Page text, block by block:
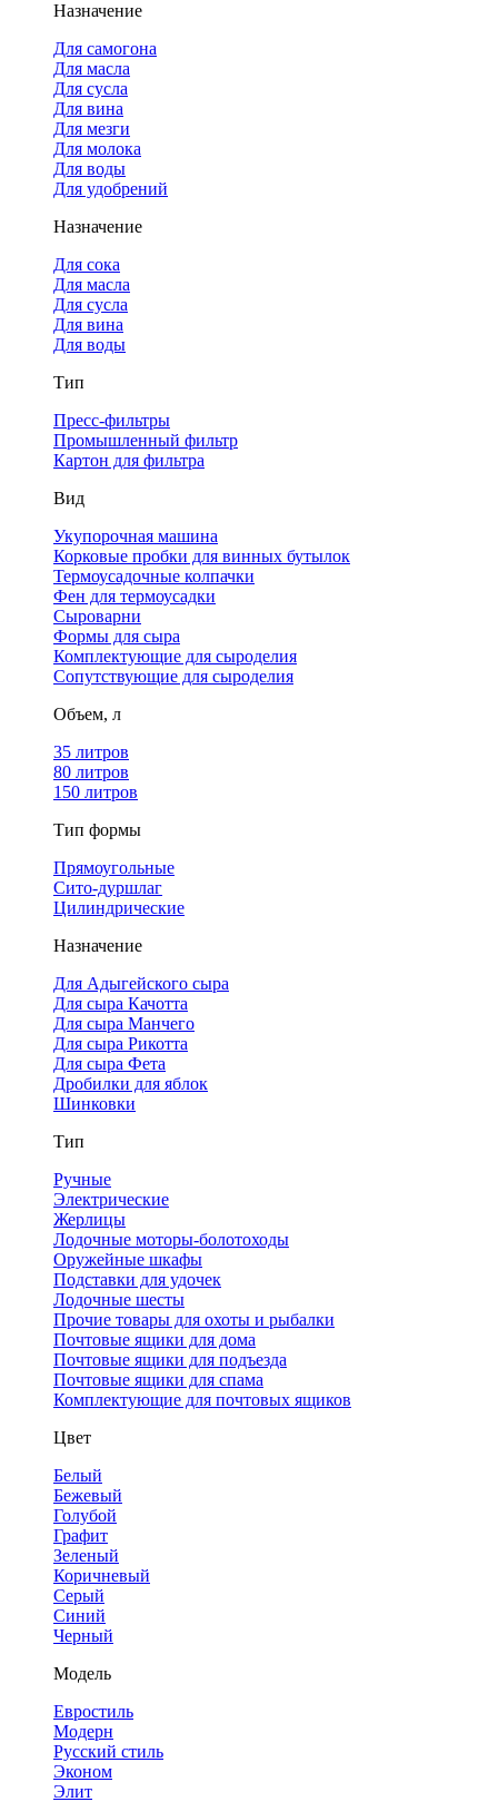
Назначение
Для самогона
Для масла
Для сусла
Для вина
Для мезги
Для молока
Для воды
Для удобрений
Назначение
Для сока
Для масла
Для сусла
Для вина
Для воды
Тип
Пресс-фильтры
Промышленный фильтр
Картон для фильтра
Вид
Укупорочная машина
Корковые пробки для винных бутылок
Термоусадочные колпачки
Фен для термоусадки
Сыроварни
Формы для сыра
Комплектующие для сыроделия
Сопутствующие для сыроделия
Объем, л
35 литров
80 литров
150 литров
Тип формы
Прямоугольные
Сито-дуршлаг
Цилиндрические
Назначение
Для Адыгейского сыра
Для сыра Качотта
Для сыра Манчего
Для сыра Рикотта
Для сыра Фета
Дробилки для яблок
Шинковки
Тип
Ручные
Электрические
Жерлицы
Лодочные моторы-болотоходы
Оружейные шкафы
Подставки для удочек
Лодочные шесты
Прочие товары для охоты и рыбалки
Почтовые ящики для дома
Почтовые ящики для подъезда
Почтовые ящики для спама
Комплектующие для почтовых ящиков
Цвет
Белый
Бежевый
Голубой
Графит
Зеленый
Коричневый
Серый
Синий
Черный
Модель
Евростиль
Модерн
Русский стиль
Эконом
Элит